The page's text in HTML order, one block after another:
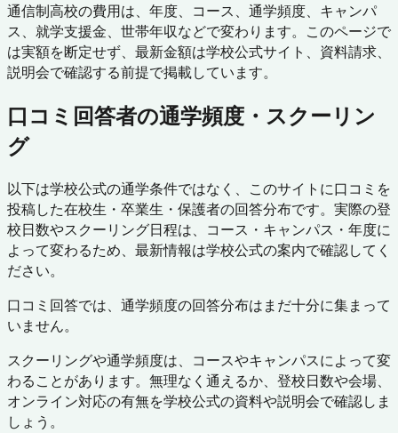
通信制高校の費用は、年度、コース、通学頻度、キャンパ
ス、就学支援金、世帯年収などで変わります。このページで
は実額を断定せず、最新金額は学校公式サイト、資料請求、
説明会で確認する前提で掲載しています。
口コミ回答者の通学頻度・スクーリン
グ
以下は学校公式の通学条件ではなく、このサイトに口コミを
投稿した在校生・卒業生・保護者の回答分布です。実際の登
校日数やスクーリング日程は、コース・キャンパス・年度に
よって変わるため、最新情報は学校公式の案内で確認してく
ださい。
口コミ回答では、通学頻度の回答分布はまだ十分に集まって
いません。
スクーリングや通学頻度は、コースやキャンパスによって変
わることがあります。無理なく通えるか、登校日数や会場、
オンライン対応の有無を学校公式の資料や説明会で確認しま
しょう。